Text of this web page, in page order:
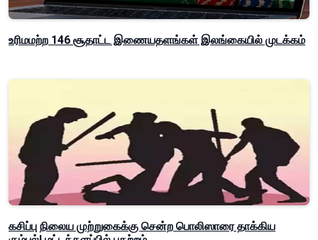
உரிமமற்ற 146 சூதாட்ட இணையதளங்கள் இலங்கையில் முடக்கம்
கசிப்பு நிலைய முற்றுகைக்கு சென்ற பொலிஸாரை தாக்கிய